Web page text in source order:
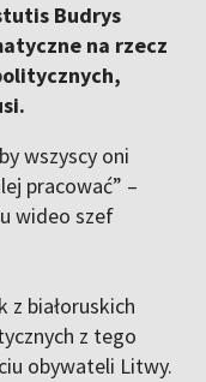
Budrys
na rzecz
wszyscy oni
pracować” –
wideo szef
z białoruskich
z tego
obywateli Litwy.